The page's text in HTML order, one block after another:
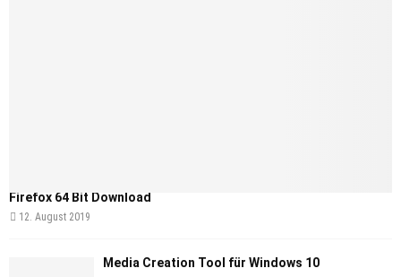
Firefox 64 Bit Download
12. August 2019
Media Creation Tool für Windows 10